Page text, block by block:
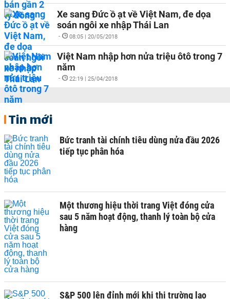
Xe sang Đức ồ ạt về Việt Nam, đe dọa
soán ngôi xe nhập Thái Lan
- 08:05 | 20/05/2018
Việt Nam nhập hơn nửa triệu ôtô trong 7
năm
- 22:19 | 25/04/2018
Tin mới
Bức tranh tài chính tiêu dùng nửa đầu 2026
tiếp tục phân hóa
Một thương hiệu thời trang Việt đóng cửa
sau 5 năm hoạt động, thanh lý toàn bộ cửa
hàng
S&P 500 lên đỉnh mới khi thị trường lao